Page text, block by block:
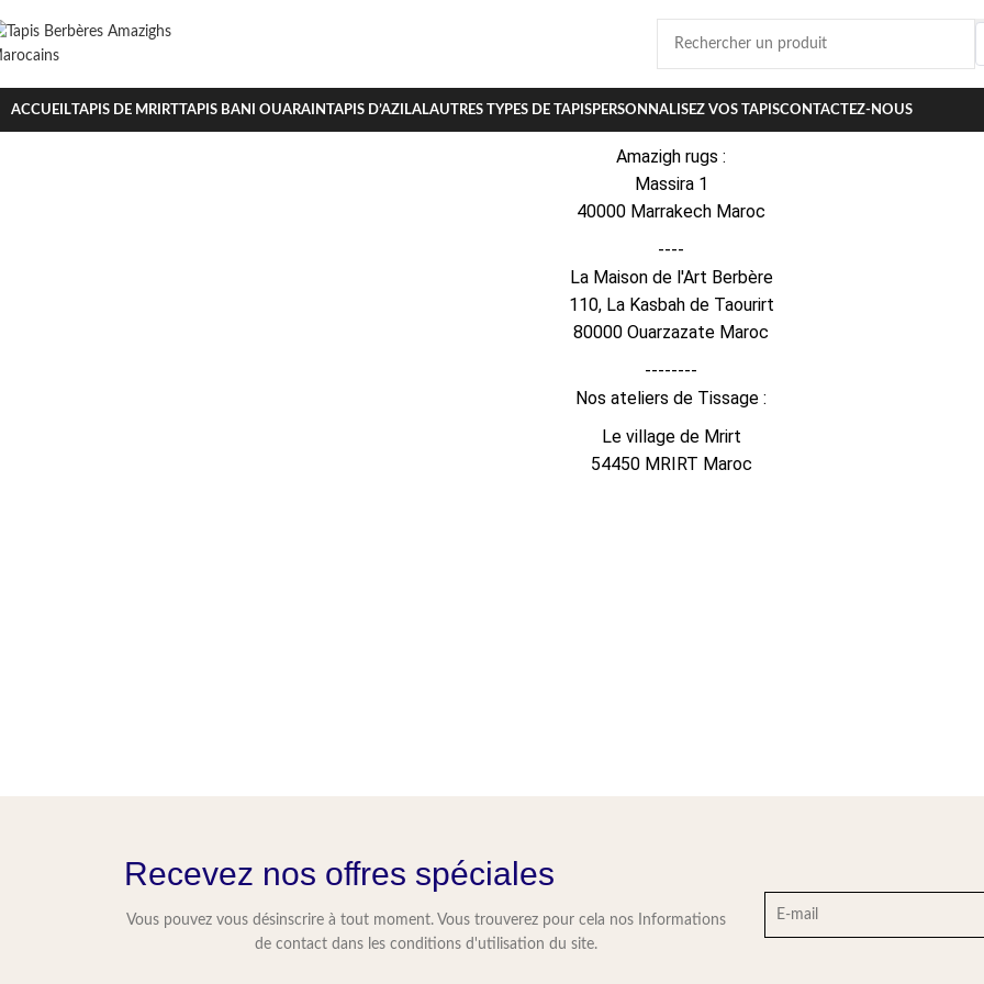
ACCUEILTAPIS DE MRIRTTAPIS BANI OUARAINTAPIS D’AZILALAUTRES TYPES DE TAPISPERSONNALISEZ VOS TAPISCONTACTEZ-NOUS
Amazigh rugs :
Massira 1
40000 Marrakech Maroc
----
La Maison de l'Art Berbère
110, La Kasbah de Taourirt
80000 Ouarzazate Maroc
--------
Nos ateliers de Tissage :
Le village de Mrirt
54450 MRIRT Maroc
Recevez nos offres spéciales
Vous pouvez vous désinscrire à tout moment. Vous trouverez pour cela nos Informations
de contact dans les conditions d'utilisation du site.